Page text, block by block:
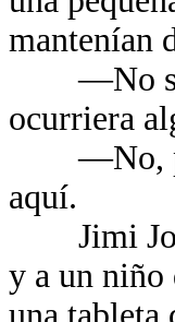
mantenían
—No
ocurriera
—No, por
aquí.
Jimi Joe
y a un niño